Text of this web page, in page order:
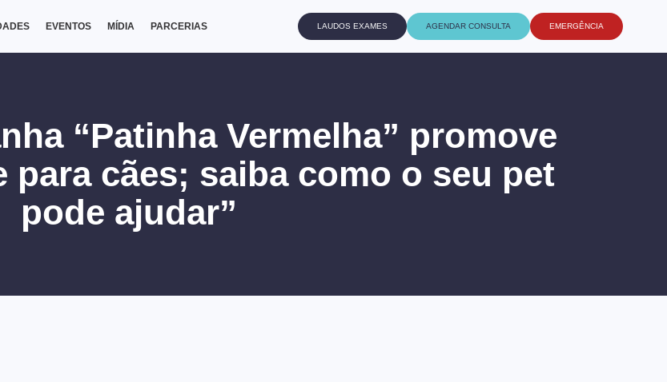
EVENTOS MÍDIA PARCERIAS LAUDOS EXAMES AGENDAR CONSULTA EMERGÊNCIA
“Patinha Vermelha” promove
para cães; saiba como o seu pet
pode ajudar”